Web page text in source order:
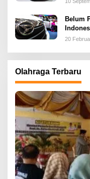
10
Belum
20
Olahraga Terbaru